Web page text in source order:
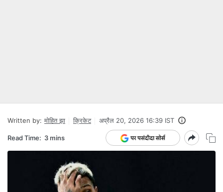
Written by: मोहित झा क्रिकेट अप्रैल 20, 2026 16:39 IST
Read Time: 3 mins